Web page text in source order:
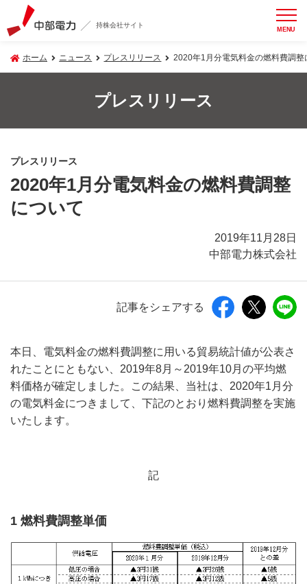
持株会社サイト MENU
ホーム ニュース プレスリリース 2020年1月分電気料金の燃料費調整
プレスリリース
プレスリリース
2020年1月分電気料金の燃料費調整
について
2019年11月28日
中部電力株式会社
記事をシェアする
本日、電気料金の燃料費調整に用いる貿易統計値が公表さ
れたことにともない、2019年8月～2019年10月の平均燃
料価格が確定しました。この結果、当社は、2020年1月分
の電気料金につきまして、下記のとおり燃料費調整を実施
いたします。
記
1 燃料費調整単価